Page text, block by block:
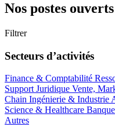
Nos postes ouverts
Filtrer
Secteurs d’activités
Finance & Comptabilité
SupportJuridique Vente,
Chain Ingénierie & Industrie
Science & Healthcare
Autres